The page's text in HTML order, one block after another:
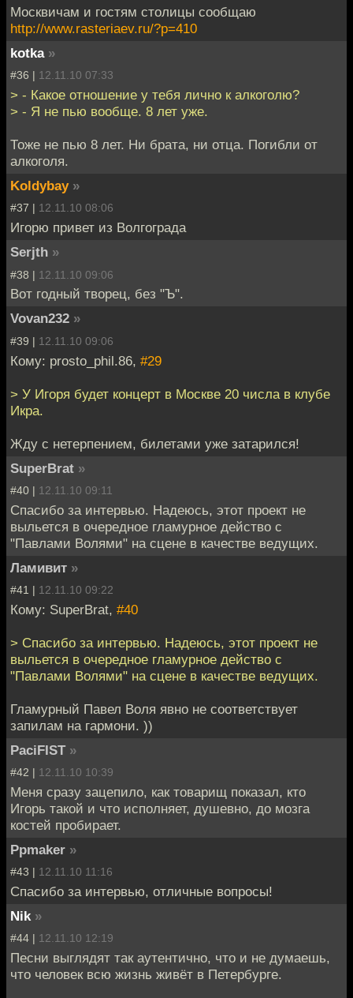
Москвичам и гостям столицы сообщаю
http://www.rasteriaev.ru/?p=410
kotka »
#36 | 12.11.10 07:33
> - Какое отношение у тебя лично к алкоголю?
> - Я не пью вообще. 8 лет уже.
Тоже не пью 8 лет. Ни брата, ни отца. Погибли от
алкоголя.
Koldybay »
#37 | 12.11.10 08:06
Игорю привет из Волгограда
Serjth »
#38 | 12.11.10 09:06
Вот годный творец, без "Ъ".
Vovan232 »
#39 | 12.11.10 09:06
Кому: prosto_phil.86, #29
> У Игоря будет концерт в Москве 20 числа в клубе
Икра.
Жду с нетерпением, билетами уже затарился!
SuperBrat »
#40 | 12.11.10 09:11
Спасибо за интервью. Надеюсь, этот проект не
выльется в очередное гламурное действо с
"Павлами Волями" на сцене в качестве ведущих.
Ламивит »
#41 | 12.11.10 09:22
Кому: SuperBrat, #40
> Спасибо за интервью. Надеюсь, этот проект не
выльется в очередное гламурное действо с
"Павлами Волями" на сцене в качестве ведущих.
Гламурный Павел Воля явно не соответствует
запилам на гармони. ))
PaciFIST »
#42 | 12.11.10 10:39
Меня сразу зацепило, как товарищ показал, кто
Игорь такой и что исполняет, душевно, до мозга
костей пробирает.
Ppmaker »
#43 | 12.11.10 11:16
Спасибо за интервью, отличные вопросы!
Nik »
#44 | 12.11.10 12:19
Песни выглядят так аутентично, что и не думаешь,
что человек всю жизнь живёт в Петербурге.